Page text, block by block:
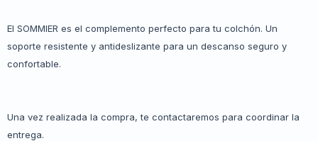
El SOMMIER es el complemento perfecto para tu colchón. Un
soporte resistente y antideslizante para un descanso seguro y
confortable.
Una vez realizada la compra, te contactaremos para coordinar la
entrega.